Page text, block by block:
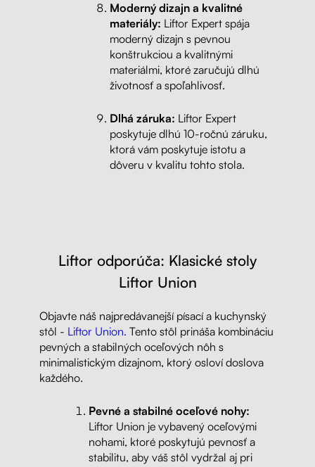
Moderný dizajn a kvalitné
materiály: Liftor Expert spája
moderný dizajn s pevnou
konštrukciou a kvalitnými
materiálmi, ktoré zaručujú dlhú
životnosť a spoľahlivosť.
Dlhá záruka: Liftor Expert
poskytuje dlhú 10-ročnú záruku,
ktorá vám poskytuje istotu a
dôveru v kvalitu tohto stola.
Liftor odporúča: Klasické stoly
Liftor Union
Objavte náš najpredávanejší písací a kuchynský
stôl - Liftor Union. Tento stôl prináša kombináciu
pevných a stabilných oceľových nôh s
minimalistickým dizajnom, ktorý osloví doslova
každého.
Pevné a stabilné oceľové nohy:
Liftor Union je vybavený oceľovými
nohami, ktoré poskytujú pevnosť a
stabilitu, aby váš stôl vydržal aj pri